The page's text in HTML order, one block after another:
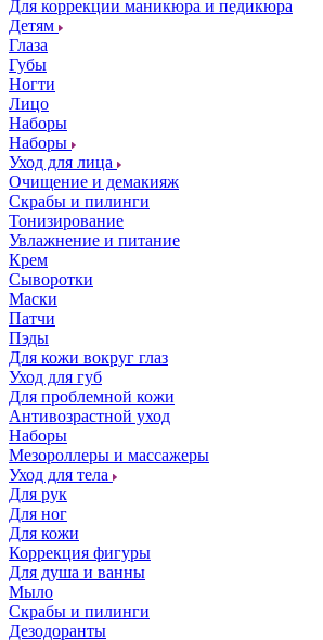
Для коррекции маникюра и педикюра
Детям
Глаза
Губы
Ногти
Лицо
Наборы
Наборы
Уход для лица
Очищение и демакияж
Скрабы и пилинги
Тонизирование
Увлажнение и питание
Крем
Сыворотки
Маски
Патчи
Пэды
Для кожи вокруг глаз
Уход для губ
Для проблемной кожи
Антивозрастной уход
Наборы
Мезороллеры и массажеры
Уход для тела
Для рук
Для ног
Для кожи
Коррекция фигуры
Для душа и ванны
Мыло
Скрабы и пилинги
Дезодоранты